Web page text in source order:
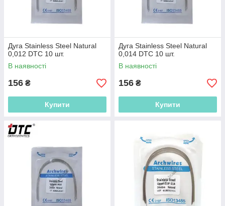
Дуга Stainless Steel Natural
0,012 DTC 10 шт.
В наявності
156 ₴
Купити
Дуга Stainless Steel Natural
0,014 DTC 10 шт.
В наявності
156 ₴
Купити